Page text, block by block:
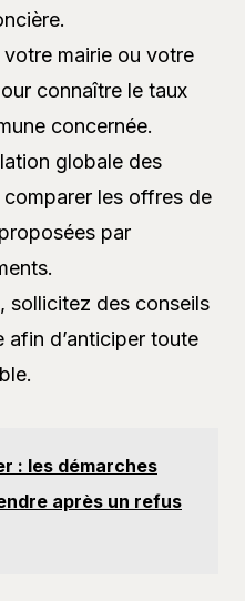
mairie ou votre
connaître le taux
concernée.
globale des
les offres de
proposées par
sollicitez des conseils
afin d’anticiper toute
: les démarches
après un refus